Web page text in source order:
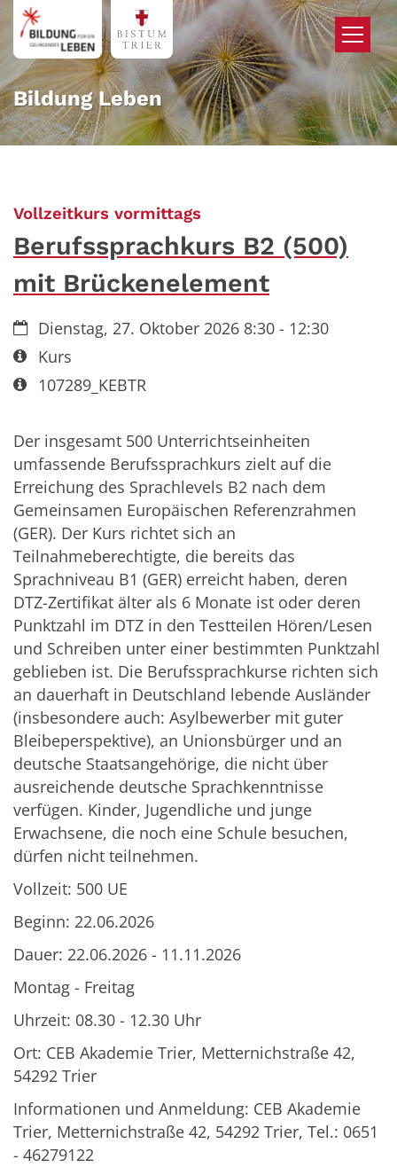
Zum Inhalt springen
Bildung Leben
Vollzeitkurs vormittags:
Berufssprachkurs B2 (500)
mit Brückenelement
Datum:Dienstag, 27. Oktober 2026 8:30 - 12:30
Art bzw. Nummer:
Kurs
Art bzw. Nummer:
107289_KEBTR
Der insgesamt 500 Unterrichtseinheiten
umfassende Berufssprachkurs zielt auf die
Erreichung des Sprachlevels B2 nach dem
Gemeinsamen Europäischen Referenzrahmen
(GER). Der Kurs richtet sich an
Teilnahmeberechtigte, die bereits das
Sprachniveau B1 (GER) erreicht haben, deren
DTZ-Zertifikat älter als 6 Monate ist oder deren
Punktzahl im DTZ in den Testteilen Hören/Lesen
und Schreiben unter einer bestimmten Punktzahl
geblieben ist. Die Berufssprachkurse richten sich
an dauerhaft in Deutschland lebende Ausländer
(insbesondere auch: Asylbewerber mit guter
Bleibeperspektive), an Unionsbürger und an
deutsche Staatsangehörige, die nicht über
ausreichende deutsche Sprachkenntnisse
verfügen. Kinder, Jugendliche und junge
Erwachsene, die noch eine Schule besuchen,
dürfen nicht teilnehmen.
Vollzeit: 500 UE
Beginn: 22.06.2026
Dauer: 22.06.2026 - 11.11.2026
Montag - Freitag
Uhrzeit: 08.30 - 12.30 Uhr
Ort: CEB Akademie Trier, Metternichstraße 42,
54292 Trier
Informationen und Anmeldung: CEB Akademie
Trier, Metternichstraße 42, 54292 Trier, Tel.: 0651
- 46279122